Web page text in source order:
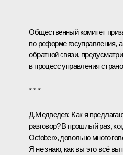
Общественный комитет
по реформе госуправления,
обратной связи,
в процесс управления
* * *
Д.Медведев: Как я
разговор? В прошлый раз,
October», довольно много
Я не знаю, как вы это всё